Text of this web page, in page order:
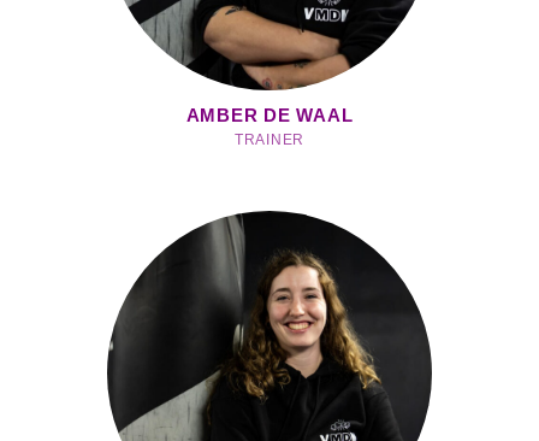
AMBER DE WAAL
TRAINER